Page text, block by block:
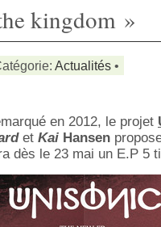
kingdom »
Actualités •
en 2012, le projet
et Kai Hansen
dès le 23 mai un E.P 5